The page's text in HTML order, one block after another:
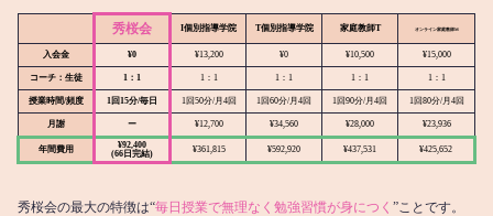
秀桜会 I個別指導学院 T個別指導学院 家庭教師T オンライン家庭教師M
入会金 ¥0 ¥13,200 ¥0 ¥10,500 ¥15,000
コーチ：生徒 1：1 1：1 1：1 1：1 1：1
授業時間/頻度 1回15分/毎日 1回50分/月4回 1回60分/月4回 1回90分/月4回 1回80分/月4回
月謝 ー ¥12,700 ¥34,560 ¥28,000 ¥23,936
年間費用
¥92,400
(66日完結)
¥361,815 ¥592,920 ¥437,531 ¥425,652
秀桜会の最大の特徴は“毎日授業で無理なく勉強習慣が身につく ”ことです。